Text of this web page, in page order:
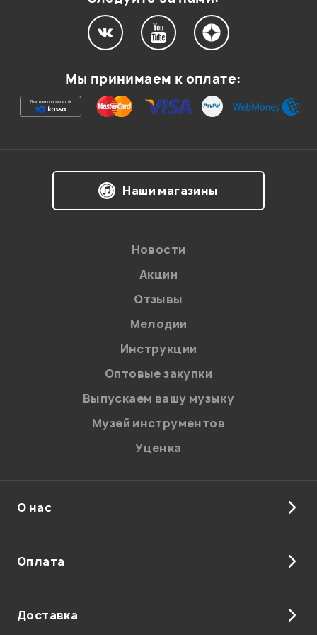
Ваша оценка:
на обработку персональных данных в
Политикой в отношении обработки
персональных данных.
Введите проверочное число:
Отправить
Мы принимаем к оплате:
Наши магазины
Новости
Акции
Отзывы
Мелодии
Инструкции
Оптовые закупки
Выпускаем вашу музыку
Музей инструментов
Уценка
О нас
Оплата
Доставка